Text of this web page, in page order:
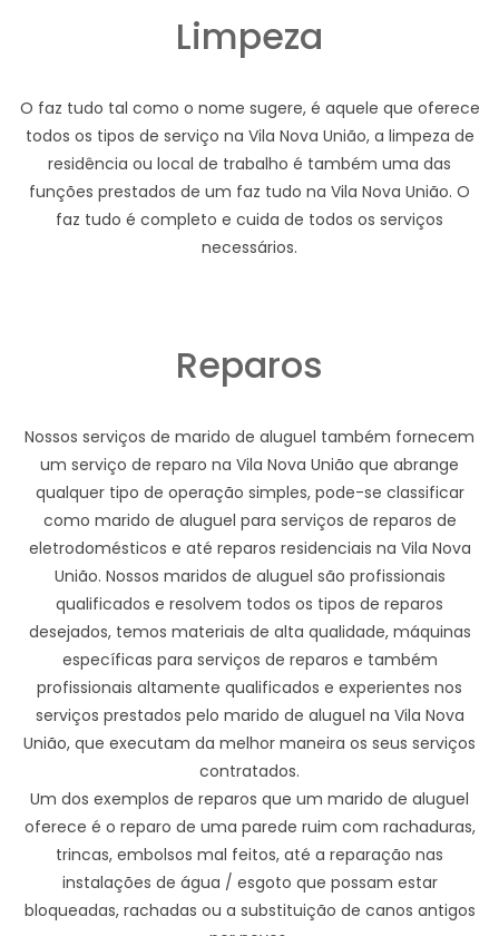
Limpeza
O faz tudo tal como o nome sugere, é aquele que oferece
todos os tipos de serviço na Vila Nova União, a limpeza de
residência ou local de trabalho é também uma das
funções prestados de um faz tudo na Vila Nova União. O
faz tudo é completo e cuida de todos os serviços
necessários.
Reparos
Nossos serviços de marido de aluguel também fornecem
um serviço de reparo na Vila Nova União que abrange
qualquer tipo de operação simples, pode-se classificar
como marido de aluguel para serviços de reparos de
eletrodomésticos e até reparos residenciais na Vila Nova
União. Nossos maridos de aluguel são profissionais
qualificados e resolvem todos os tipos de reparos
desejados, temos materiais de alta qualidade, máquinas
específicas para serviços de reparos e também
profissionais altamente qualificados e experientes nos
serviços prestados pelo marido de aluguel na Vila Nova
União, que executam da melhor maneira os seus serviços
contratados.
Um dos exemplos de reparos que um marido de aluguel
oferece é o reparo de uma parede ruim com rachaduras,
trincas, embolsos mal feitos, até a reparação nas
instalações de água / esgoto que possam estar
bloqueadas, rachadas ou a substituição de canos antigos